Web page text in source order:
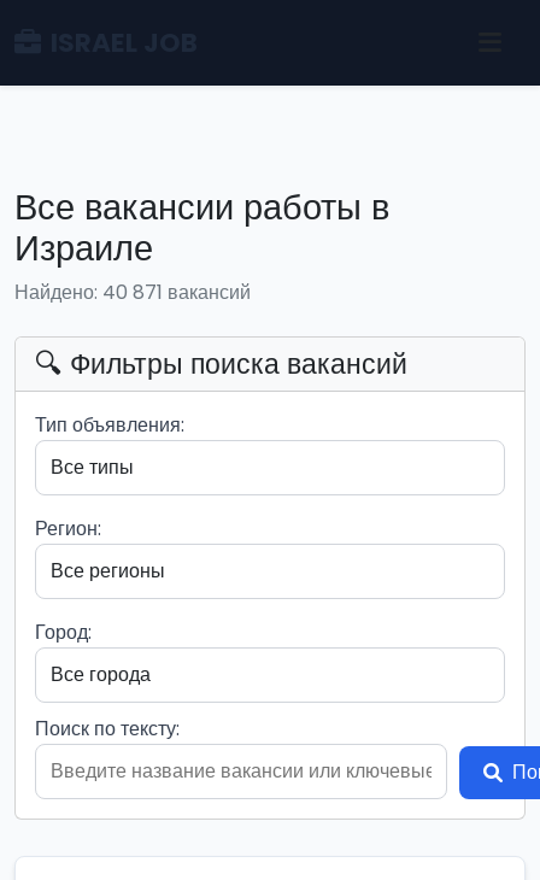
Все вакансии работы в
Израиле
Найдено: 40 871 вакансий
🔍 Фильтры поиска вакансий
Тип объявления:
Регион:
Город:
Поиск по тексту: